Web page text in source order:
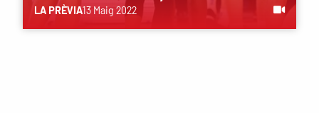
LA PRÈVIA13 Maig 2022